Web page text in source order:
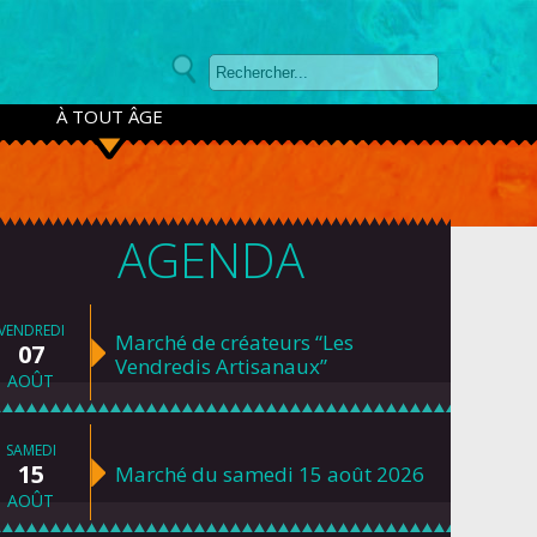
À TOUT ÂGE
AGENDA
07
AOÛT
Marché de créateurs “Les
Vendredis Artisanaux”
SAMEDI
15
AOÛT
Marché du samedi 15 août 2026